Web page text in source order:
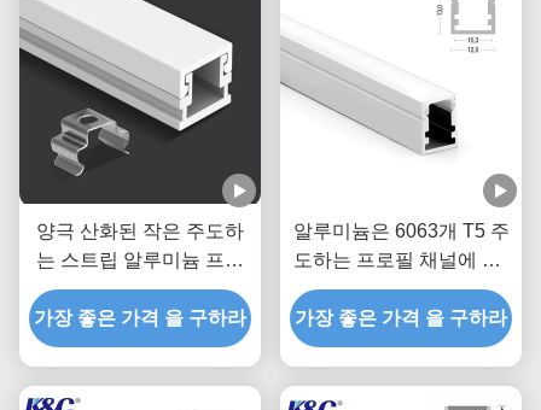
양극 산화된 작은 주도하
는 스트립 알루미늄 프로
필 압출 채널
가장 좋은 가격 을 구하라
알루미늄은 6063개 T5 주
도하는 프로필 채널에 PC
디퓨저 커버를 섞습니다
가장 좋은 가격 을 구하라